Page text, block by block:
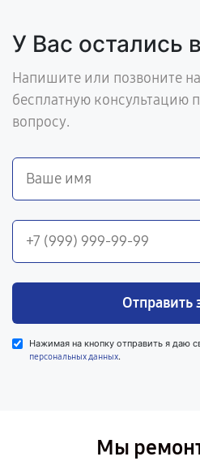
У Вас остались
Напишите или позвоните
бесплатную консультацию
вопросу.
Отправить
Нажимая на кнопку отправить я даю
персональных данных.
Мы